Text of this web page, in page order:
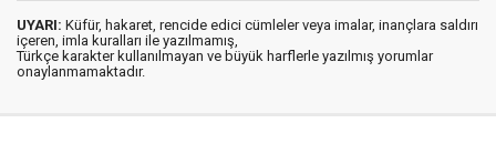
UYARI: Küfür, hakaret, rencide edici cümleler veya imalar, inançlara saldırı
içeren, imla kuralları ile yazılmamış,
Türkçe karakter kullanılmayan ve büyük harflerle yazılmış yorumlar
onaylanmamaktadır.